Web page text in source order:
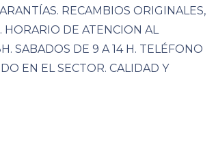
RECAMBIOS ORIGINALES,
DE ATENCION AL
SABADOS DE 9 A 14 H. TELÉFONO
EN EL SECTOR. CALIDAD Y